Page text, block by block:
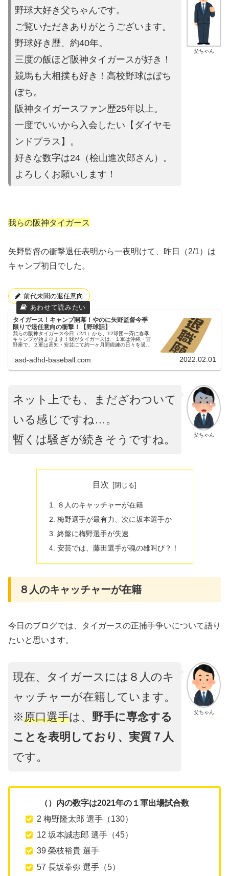
父ちゃん
野球大好き父ちゃんです。
ご覧いただきありがとうございます。
野球好き歴、約40年。
三度の飯ほど阪神タイガースが好き！
競馬も大相撲も好き！高校野球はぼち
ぼち。
阪神タイガースファン歴25年以上。
一度でいいから入会したい【ダイヤモ
ンドプラス】。
好きな数字は24（桧山進次郎さん）。
よろしくお願いします！
我らの阪神タイガース
矢野監督の衝撃退任表明から一夜明けて、昨日（2/1）は
キャンプ初日でした。
前代未聞の退任意向
タイガース！キャンプ開幕！やのに矢野監督今季
限りで退任意向の衝撃！【野球話】
我らの阪神タイガース今日（2/1）から、12球団一斉に春季
キャンプが始まります！我がタイガースは、１軍は沖縄・宜
野座で、２軍は高知・安芸にて約一ヶ月間鍛練の日々を過ご
asd-adhd-baseball.com 2022.02.01
父ちゃん
ネット上でも、まだざわついて
いる感じですね…。
暫くは騒ぎが続きそうですね。
目次
８人のキャッチャーが在籍
梅野選手が最有力、次に坂本選手か
終盤に梅野選手が失速
安芸では、藤田選手が魂の雄叫び？！
８人のキャッチャーが在籍
今日のブログでは、タイガースの正捕手争いについて語り
たいと思います。
父ちゃん
現在、タイガースには８人のキ
ャッチャーが在籍しています。
※原口選手は、 野手に専念する
ことを表明しており、実質７人
です。
（）内の数字は2021年の１軍出場試合数
2 梅野隆太郎 選手（130）
12 坂本誠志郎 選手（45）
39 榮枝裕貴 選手
57 長坂拳弥 選手（5）